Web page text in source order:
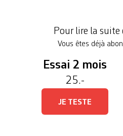
Pour lire la suite
Vous êtes déjà
Essai 2 mois
25.-
JE TESTE